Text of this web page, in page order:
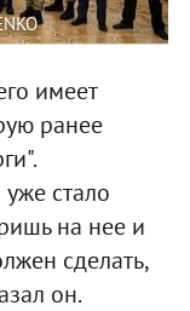
имеет
ранее
стало
на нее и
сделать,
он.